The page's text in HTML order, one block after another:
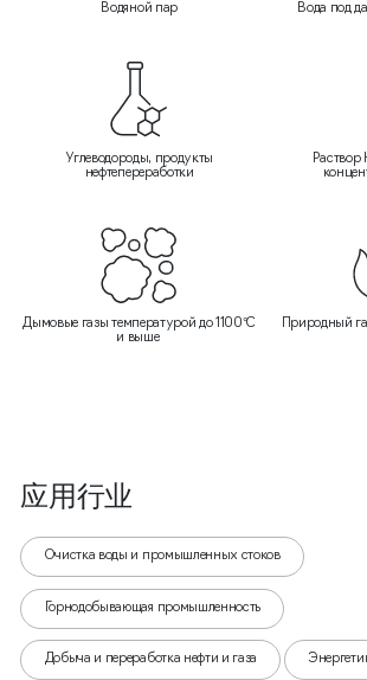
Водяной пар Вода под
Углеводороды, продукты
нефтепереработки
Раствор
Дымовые газы температурой до 1100°C
и выше
Природный
应用行业
Очистка воды и промышленных стоков
Горнодобывающая промышленность
Добыча и переработка нефти и газа